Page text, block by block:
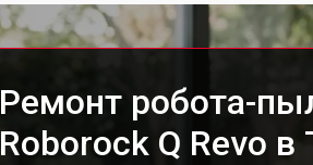
Ремонт робота-
Roborock Q Revo